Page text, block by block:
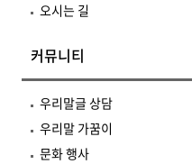
오시는 길
커뮤니티
우리말글 상담
우리말 가꿈이
문화 행사